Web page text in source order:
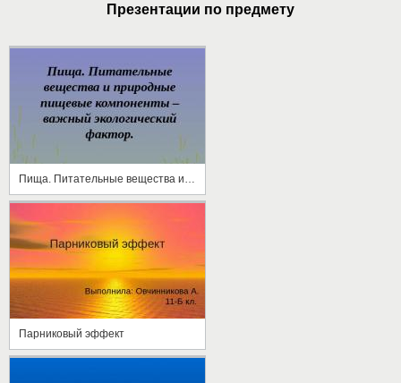
Презентации по предмету
Парниковый эффект